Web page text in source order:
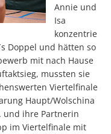
Annie und
Isa
konzentrie
Doppel und hätten so
mit nach Hause
mussten sie
Viertelfinale
Haupt/Wolschina
und ihre Partnerin
im Viertelfinale mit